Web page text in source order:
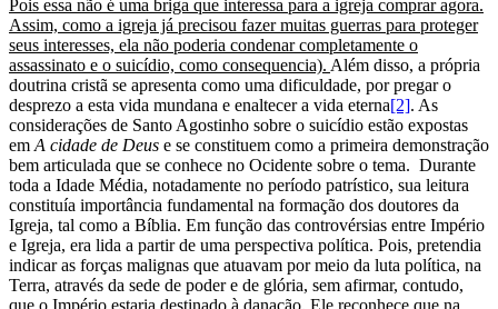
Pois essa não é uma briga que interessa para a igreja comprar agora.
Assim, como a igreja já precisou fazer muitas guerras para proteger
seus interesses, ela não poderia condenar completamente o
assassinato e o suicídio, como consequencia). Além disso, a própria
doutrina cristã se apresenta como uma dificuldade, por pregar o
desprezo a esta vida mundana e enaltecer a vida eterna[2]. As
considerações de Santo Agostinho sobre o suicídio estão expostas
emA cidade de Deus e se constituem como a primeira demonstração
bem articulada que se conhece no Ocidente sobre o tema. Durante
toda a Idade Média, notadamente no período patrístico, sua leitura
constituía importância fundamental na formação dos doutores da
Igreja, tal como a Bíblia. Em função das controvérsias entre Império
e Igreja, era lida a partir de uma perspectiva política. Pois, pretendia
indicar as forças malignas que atuavam por meio da luta política, na
Terra, através da sede de poder e de glória, sem afirmar, contudo,